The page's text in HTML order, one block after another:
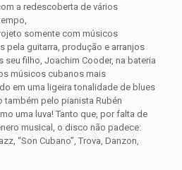
a redescoberta de vários
somente com músicos
pela guitarra, produção e arranjos
seu filho, Joachim Cooder, na bateria
músicos cubanos mais
em uma ligeira tonalidade de blues
também pelo pianista Rubén
uma luva! Tanto que, por falta de
musical, o disco não padece:
“Son Cubano”, Trova, Danzon,